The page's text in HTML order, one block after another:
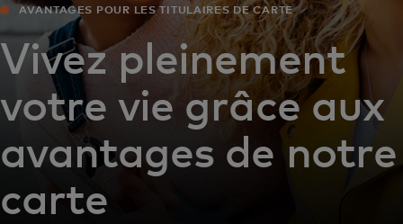
AVANTAGES POUR LES TITULAIRES DE CARTE
Vivez pleinement
votre vie grâce aux
avantages de notre
carte